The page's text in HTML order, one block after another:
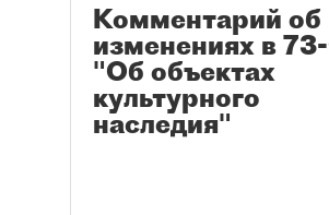
Комментарий об
изменениях в
"Об объектах
культурного
наследия"